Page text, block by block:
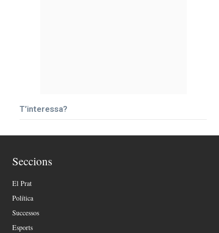
T’interessa?
Seccions
El Prat
Política
Successos
Esports